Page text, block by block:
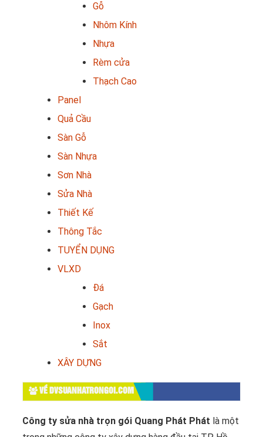
Gỗ
Nhôm Kính
Nhựa
Rèm cửa
Thạch Cao
Panel
Quả Cầu
Sàn Gỗ
Sàn Nhựa
Sơn Nhà
Sửa Nhà
Thiết Kế
Thông Tắc
TUYỂN DỤNG
VLXD
Đá
Gạch
Inox
Sắt
XÂY DỰNG
VỀ DVSUANHATRONGOI.COM
Công ty sửa nhà trọn gói Quang Phát Phát là một